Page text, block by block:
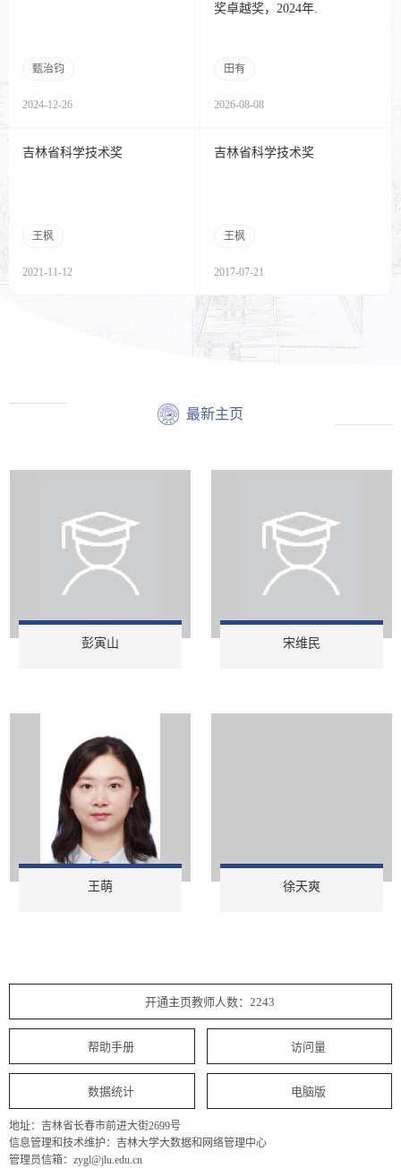
甄治钧
2024-12-26
奖卓越奖，2024年.
田有
2026-08-08
吉林省科学技术奖
王枫
2021-11-12
吉林省科学技术奖
王枫
2017-07-21
最新主页
彭寅山 宋维民
王萌 徐天爽
开通主页教师人数：2243
帮助手册 访问量
数据统计 电脑版
地址：吉林省长春市前进大街2699号
信息管理和技术维护：吉林大学大数据和网络管理中心
管理员信箱：zygl@jlu.edu.cn